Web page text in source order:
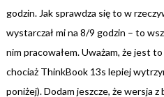
godzin. Jak sprawdza się to w
wystarczał mi na 8/9 godzin – to
nim pracowałem. Uważam, że jest
chociaż ThinkBook 13s lepiej
poniżej). Dodam jeszcze, że wersja